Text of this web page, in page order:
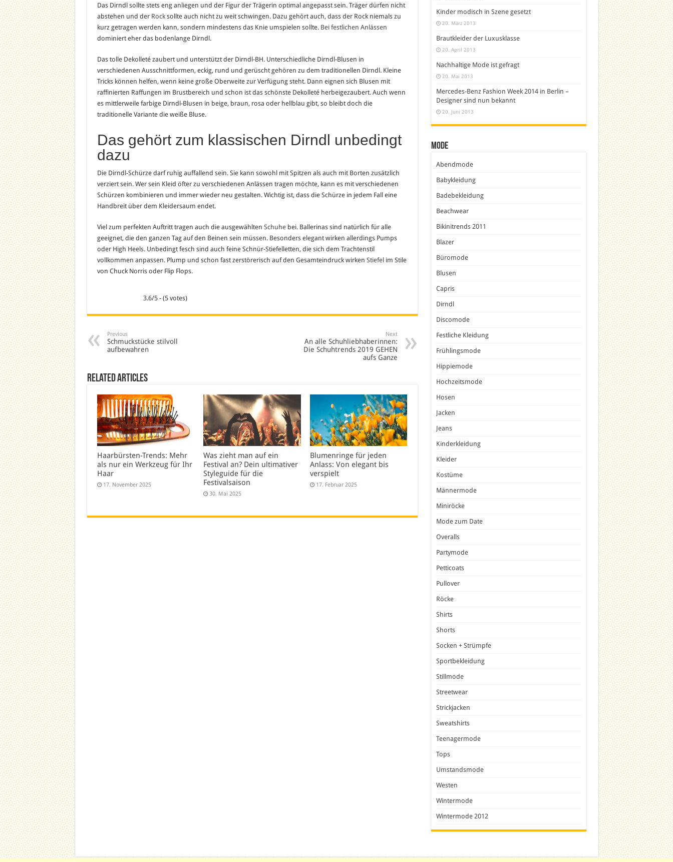
Das Dirndl sollte stets eng anliegen und der Figur der Trägerin optimal angepasst sein. Träger dürfen nicht
abstehen und der Rocksollte auch nicht zu weit schwingen. Dazu gehört auch, dass der Rock niemals zu
kurz getragen werden kann, sondern mindestens das Knie umspielen sollte. Bei festlichen Anlässen
dominiert eher das bodenlange Dirndl.
Das tolle Dekolleté zaubert und unterstützt der Dirndl-BH. Unterschiedliche Dirndl-Blusen in
verschiedenen Ausschnittformen, eckig, rund und gerüscht gehören zu dem traditionellen Dirndl. Kleine
Tricks können helfen, wenn keine große Oberweite zur Verfügung steht. Dann eignen sich Blusen mit
raffinierten Raffungen im Brustbereich und schon ist das schönste Dekolleté herbeigezaubert. Auch wenn
es mittlerweile farbige Dirndl-Blusen in beige, braun, rosa oder hellblau gibt, so bleibt doch die
traditionelle Variante die weiße Bluse.
Das gehört zum klassischen Dirndl unbedingt
dazu
Die Dirndl-Schürze darf ruhig auffallend sein. Sie kann sowohl mit Spitzen als auch mit Borten zusätzlich
verziert sein. Wer sein Kleid öfter zu verschiedenen Anlässen tragen möchte, kann es mit verschiedenen
Schürzen kombinieren und immer wieder neu gestalten. Wichtig ist, dass die Schürze in jedem Fall eine
Handbreit über dem Kleidersaum endet.
Viel zum perfekten Auftritt tragen auch die ausgewählten Schuhebei. Ballerinas sind natürlich für alle
geeignet, die den ganzen Tag auf den Beinen sein müssen. Besonders elegant wirken allerdings Pumps
oder High Heels. Unbedingt fesch sind auch feine Schnür-Stiefelletten, die sich dem Trachtenstil
vollkommen anpassen. Plump und schon fast zerstörerisch auf den Gesamteindruck wirken Stiefel im Stile
von Chuck Norris oder Flip Flops.
3.6/5 - (5 votes)
Previous
Schmuckstücke stilvoll
aufbewahren
Next
An alle Schuhliebhaberinnen:
Die Schuhtrends 2019 GEHEN
aufs Ganze
Related Articles
Haarbürsten-Trends: Mehr
als nur ein Werkzeug für Ihr
Haar
17. November 2025
Was zieht man auf ein
Festival an? Dein ultimativer
Styleguide für die
Festivalsaison
30. Mai 2025
Blumenringe für jeden
Anlass: Von elegant bis
verspielt
17. Februar 2025
Kinder modisch in Szene gesetzt
20. März 2013
Brautkleider der Luxusklasse
20. April 2013
Nachhaltige Mode ist gefragt
20. Mai 2013
Mercedes-Benz Fashion Week 2014 in Berlin –
Designer sind nun bekannt
20. Juni 2013
Mode
Abendmode
Babykleidung
Badebekleidung
Beachwear
Bikinitrends 2011
Blazer
Büromode
Blusen
Capris
Dirndl
Discomode
Festliche Kleidung
Frühlingsmode
Hippiemode
Hochzeitsmode
Hosen
Jacken
Jeans
Kinderkleidung
Kleider
Kostüme
Männermode
Miniröcke
Mode zum Date
Overalls
Partymode
Petticoats
Pullover
Röcke
Shirts
Shorts
Socken + Strümpfe
Sportbekleidung
Stillmode
Streetwear
Strickjacken
Sweatshirts
Teenagermode
Tops
Umstandsmode
Westen
Wintermode
Wintermode 2012